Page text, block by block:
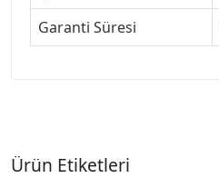
Garanti Süresi
Ürün Etiketleri